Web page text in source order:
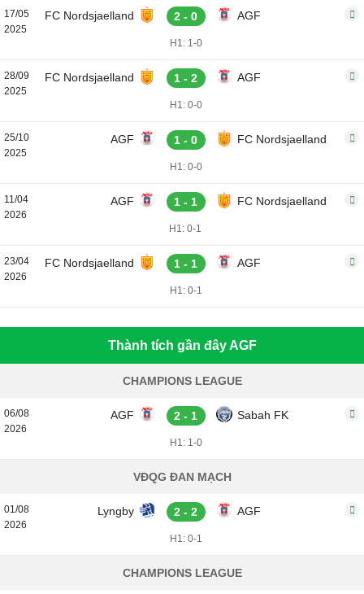
17/05
2025
FC Nordsjaelland 2 - 0 AGF
H1: 1-0
28/09
2025
FC Nordsjaelland 1 - 2 AGF
H1: 0-0
25/10
2025
AGF 1 - 0 FC Nordsjaelland
H1: 0-0
11/04
2026
AGF 1 - 1 FC Nordsjaelland
H1: 0-1
23/04
2026
FC Nordsjaelland 1 - 1 AGF
H1: 0-1
Thành tích gần đây AGF
CHAMPIONS LEAGUE
06/08
2026
AGF 2 - 1 Sabah FK
H1: 1-0
VĐQG ĐAN MẠCH
01/08
2026
Lyngby 2 - 2 AGF
H1: 0-1
CHAMPIONS LEAGUE